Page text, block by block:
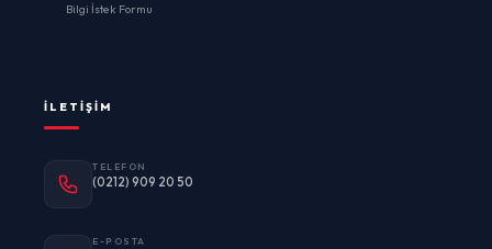
Bilgi İstek Formu
İLETIŞIM
TELEFON
(0212) 909 20 50
E-POSTA